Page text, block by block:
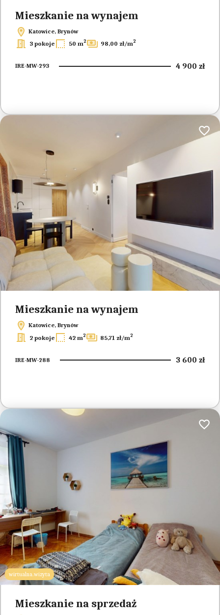
Mieszkanie na wynajem
Katowice, Brynów
3 pokoje 50 m2 98,00 zł/m2
IRE-MW-293 4 900 zł
Dodaj
Mieszkanie na wynajem
Katowice, Brynów
2 pokoje 42 m2 85,71 zł/m2
IRE-MW-288 3 600 zł
wirtualna.wizyta
Dodaj
Mieszkanie na sprzedaż